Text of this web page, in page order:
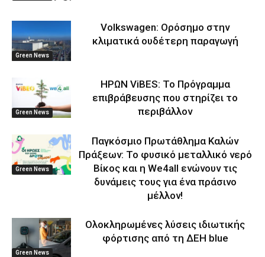
Green News
Volkswagen: Ορόσημο στην
κλιματικά ουδέτερη παραγωγή
Green News
ΗΡΩΝ ViBES: Το Πρόγραμμα
επιβράβευσης που στηρίζει το
περιβάλλον
Green News
Παγκόσμιο Πρωτάθλημα Καλών
Πράξεων: Το φυσικό μεταλλικό νερό
Βίκος και η We4all ενώνουν τις
δυνάμεις τους για ένα πράσινο
μέλλον!
Green News
Ολοκληρωμένες λύσεις ιδιωτικής
φόρτισης από τη ΔΕΗ blue